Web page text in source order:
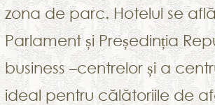
zona de parc. Hotelul se
Parlament și Președinția
business –centrelor și a
ideal pentru călătoriile de